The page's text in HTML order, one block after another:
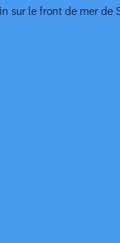
sur le front de mer de